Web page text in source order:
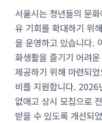
서울시는 청년들의 문
유 기회를 확대하기 위
을 운영하고 있습니다.
화생활을 즐기기 어려
제공하기 위해 마련되
비를 지원합니다. 2026
없애고 상시 모집으로
받을 수 있도록 개선되